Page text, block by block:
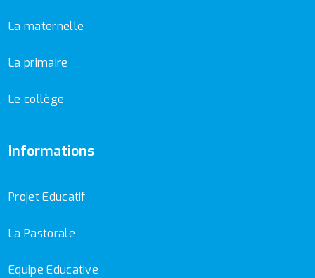
La maternelle
La primaire
Le collège
Informations
Projet Educatif
La Pastorale
Equipe Educative